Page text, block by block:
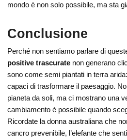
mondo è non solo possibile, ma sta
Conclusione
Perché non sentiamo parlare di
positive trascurate non generano
sono come semi piantati in terra
capaci di trasformare il paesaggio.
pianeta da soli, ma ci mostrano una
cambiamento è possibile quando
Ricordate la donna australiana che
cancro prevenibile, l’elefante che